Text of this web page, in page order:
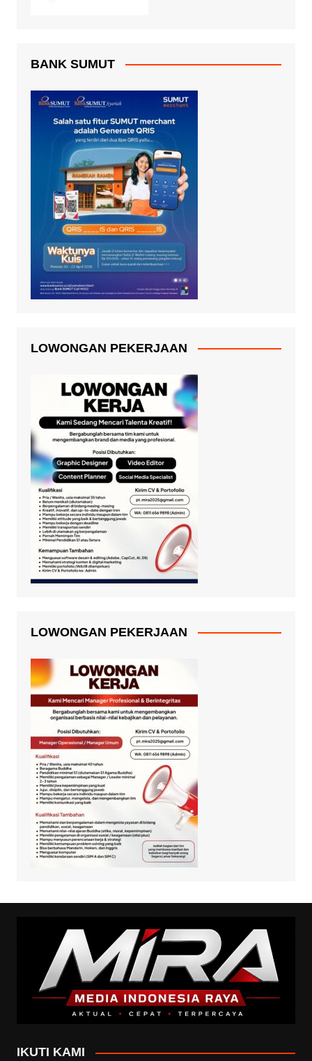
BANK SUMUT
LOWONGAN PEKERJAAN
LOWONGAN PEKERJAAN
IKUTI KAMI